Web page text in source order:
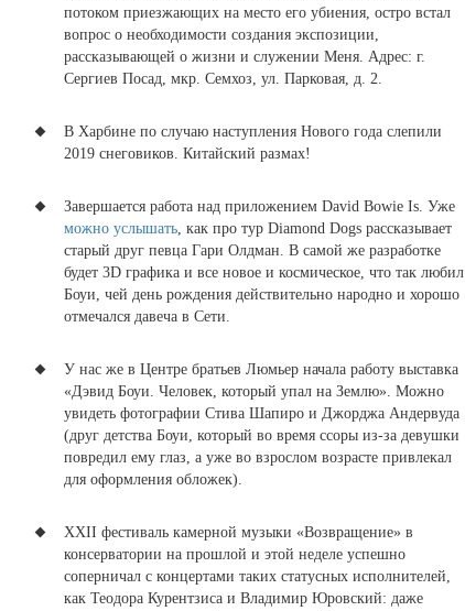
потоком приезжающих на место его убиения, остро встал
вопрос о необходимости создания экспозиции,
рассказывающей о жизни и служении Меня. Адрес: г.
Сергиев Посад, мкр. Семхоз, ул. Парковая, д. 2.
В Харбине по случаю наступления Нового года слепили
2019 снеговиков. Китайский размах!
Завершается работа над приложением David Bowie Is. Уже
можно услышать, как про тур Diamond Dogs рассказывает
старый друг певца Гари Олдман. В самой же разработке
будет 3D графика и все новое и космическое, что так любил
Боуи, чей день рождения действительно народно и хорошо
отмечался давеча в Сети.
У нас же в Центре братьев Люмьер начала работу выставка
«Дэвид Боуи. Человек, который упал на Землю». Можно
увидеть фотографии Стива Шапиро и Джорджа Андервуда
(друг детства Боуи, который во время ссоры из-за девушки
повредил ему глаз, а уже во взрослом возрасте привлекал
для оформления обложек).
XXII фестиваль камерной музыки «Возвращение» в
консерватории на прошлой и этой неделе успешно
соперничал с концертами таких статусных исполнителей,
как Теодора Курентзиса и Владимир Юровский: даже